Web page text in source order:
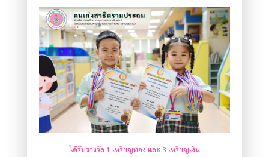
ได้รับรางวัล 1 เหรียญทอง และ 3 เหรียญเงิน